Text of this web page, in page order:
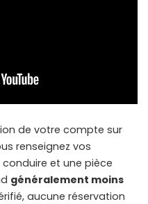
de votre compte sur
renseignez vos
et une pièce
généralement moins
aucune réservation